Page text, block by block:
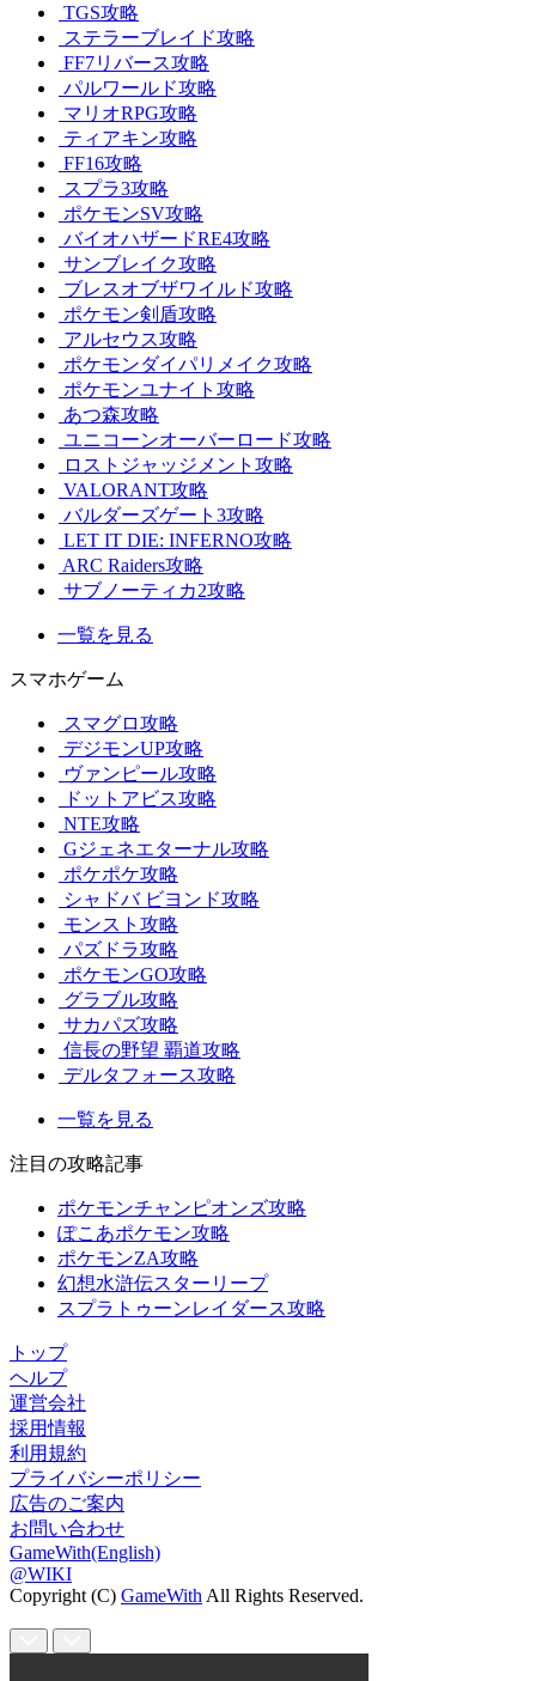
TGS攻略
ステラーブレイド攻略
FF7リバース攻略
パルワールド攻略
マリオRPG攻略
ティアキン攻略
FF16攻略
スプラ3攻略
ポケモンSV攻略
バイオハザードRE4攻略
サンブレイク攻略
ブレスオブザワイルド攻略
ポケモン剣盾攻略
アルセウス攻略
ポケモンダイパリメイク攻略
ポケモンユナイト攻略
あつ森攻略
ユニコーンオーバーロード攻略
ロストジャッジメント攻略
VALORANT攻略
バルダーズゲート3攻略
LET IT DIE: INFERNO攻略
ARC Raiders攻略
サブノーティカ2攻略
一覧を見る
スマホゲーム
スマグロ攻略
デジモンUP攻略
ヴァンピール攻略
ドットアビス攻略
NTE攻略
Gジェネエターナル攻略
ポケポケ攻略
シャドバ ビヨンド攻略
モンスト攻略
パズドラ攻略
ポケモンGO攻略
グラブル攻略
サカパズ攻略
信長の野望 覇道攻略
デルタフォース攻略
一覧を見る
注目の攻略記事
ポケモンチャンピオンズ攻略
ぽこあポケモン攻略
ポケモンZA攻略
幻想水滸伝スターリープ
スプラトゥーンレイダース攻略
トップ
ヘルプ
運営会社
採用情報
利用規約
プライバシーポリシー
広告のご案内
お問い合わせ
GameWith(English)
@WIKI
Copyright (C) GameWith All Rights Reserved.